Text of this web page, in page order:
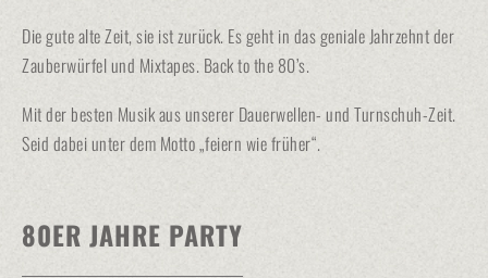
Die gute alte Zeit, sie ist zurück. Es geht in das geniale Jahrzehnt der
Zauberwürfel und Mixtapes. Back to the 80’s.
Mit der besten Musik aus unserer Dauerwellen- und Turnschuh-Zeit.
Seid dabei unter dem Motto „feiern wie früher“.
80ER JAHRE PARTY